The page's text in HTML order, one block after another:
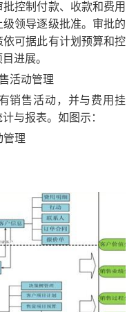
控制付款、收款和费用
领导逐级批准。审批的
可据此有计划预算和控
进展。
活动管理
销售活动，并与费用挂
与报表。如图示：
管理